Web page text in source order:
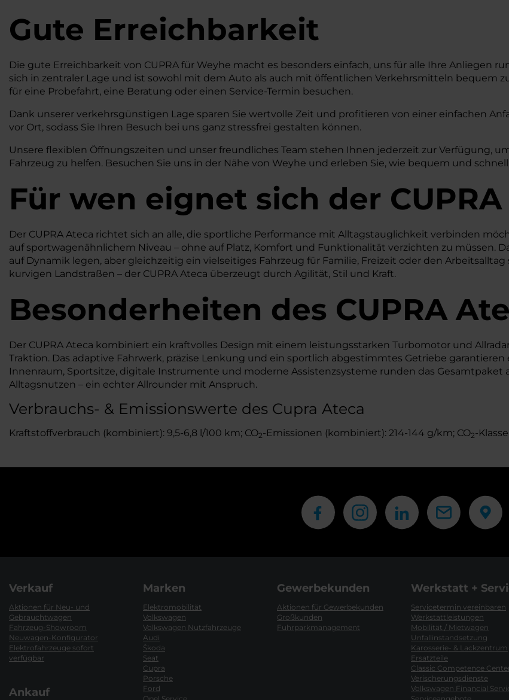
Gute Erreichbarkeit
Die gute Erreichbarkeit von CUPRA für Weyhe macht es besonders einfach, uns für alle Ihre Anliegen
sich in zentraler Lage und ist sowohl mit dem Auto als auch mit öffentlichen Verkehrsmitteln bequem
für eine Probefahrt, eine Beratung oder einen Service-Termin besuchen.
Dank unserer verkehrsgünstigen Lage sparen Sie wertvolle Zeit und profitieren von einer einfachen
vor Ort, sodass Sie Ihren Besuch bei uns ganz stressfrei gestalten können.
Unsere flexiblen Öffnungszeiten und unser freundliches Team stehen Ihnen jederzeit zur Verfügung,
Fahrzeug zu helfen. Besuchen Sie uns in der Nähe von Weyhe und erleben Sie, wie bequem und
Für wen eignet sich der
Der CUPRA Ateca richtet sich an alle, die sportliche Performance mit Alltagstauglichkeit verbinden
auf sportwagenähnlichem Niveau – ohne auf Platz, Komfort und Funktionalität verzichten zu müssen.
auf Dynamik legen, aber gleichzeitig ein vielseitiges Fahrzeug für Familie, Freizeit oder den
kurvigen Landstraßen – der CUPRA Ateca überzeugt durch Agilität, Stil und Kraft.
Besonderheiten des CUPRA
Der CUPRA Ateca kombiniert ein kraftvolles Design mit einem leistungsstarken Turbomotor und
Traktion. Das adaptive Fahrwerk, präzise Lenkung und ein sportlich abgestimmtes Getriebe
Innenraum, Sportsitze, digitale Instrumente und moderne Assistenzsysteme runden das
Alltagsnutzen – ein echter Allrounder mit Anspruch.
Verbrauchs- & Emissionswerte des Cupra Ateca
Kraftstoffverbrauch (kombiniert): 9,5-6,8 l/100 km; CO2-Emissionen (kombiniert): 214-144 g/km; CO2-
Verkauf
Aktionen für Neu- und
Gebrauchtwagen
Fahrzeug-Showroom
Neuwagen-Konfigurator
Elektrofahrzeuge sofort
verfügbar
Ankauf
Marken
Elektromobilität
Volkswagen
Volkswagen Nutzfahrzeuge
Audi
Škoda
Seat
Cupra
Porsche
Ford
Gewerbekunden
Aktionen für Gewerbekunden
Großkunden
Fuhrparkmanagement
Werkstatt +
Servicetermin vereinbaren
Werkstattleistungen
Mobilität / Mietwagen
Unfallinstandsetzung
Karosserie- & Lackzentrum
Ersatzteile
Classic Competence
Verischerungsdienste
Volkswagen Financial